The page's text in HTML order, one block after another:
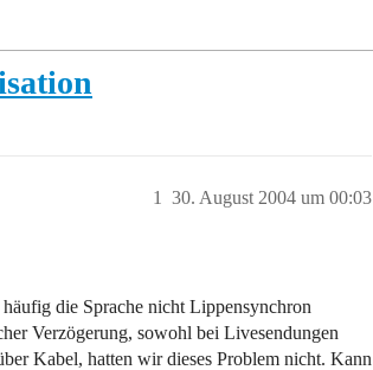
30. August 2004 um 00:03
1
die Sprache nicht Lippensynchron
Verzögerung, sowohl bei Livesendungen
Kabel, hatten wir dieses Problem nicht. Kann